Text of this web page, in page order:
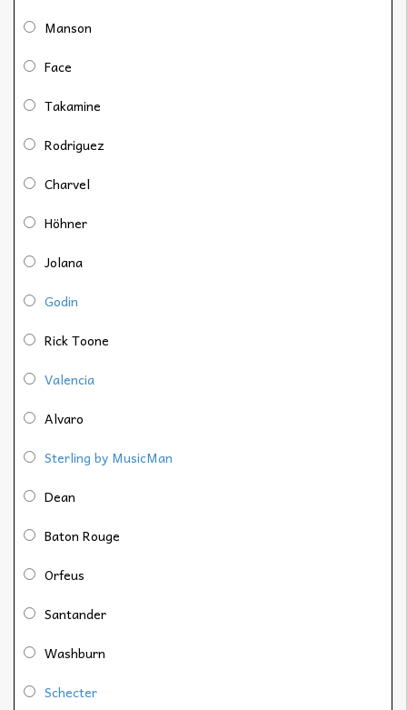
Manson
Face
Takamine
Rodriguez
Charvel
Höhner
Jolana
Godin
Rick Toone
Valencia
Alvaro
Sterling by MusicMan
Dean
Baton Rouge
Orfeus
Santander
Washburn
Schecter